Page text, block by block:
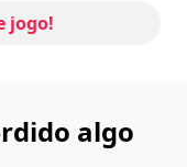
jogo!
algo